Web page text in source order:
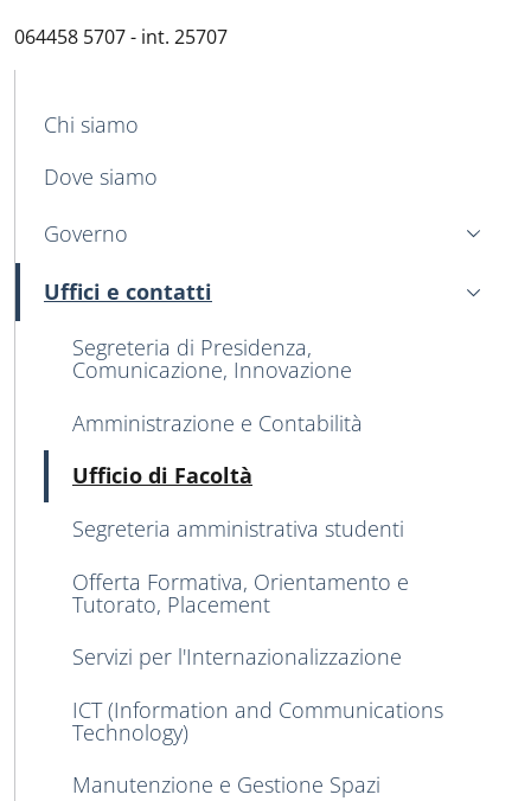
064458 5707 - int. 25707
MENU CEV SECOND NAVIGATION
Chi siamo
Dove siamo
Governo
Uffici e contatti
Attivo
Segreteria di Presidenza,
Comunicazione, Innovazione
Amministrazione e Contabilità
Ufficio di Facoltà
Segreteria amministrativa studenti
Offerta Formativa, Orientamento e
Tutorato, Placement
Servizi per l'Internazionalizzazione
ICT (Information and Communications
Technology)
Manutenzione e Gestione Spazi